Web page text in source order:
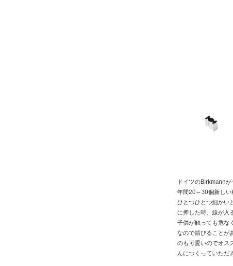
ドイツのBirkmann
年間20～30個新しい
ひとつひとつ細かい
に押した時、線が入
子供が触っても危な
なので錆びることが
のも可愛いのでオス
んにつくっていただ